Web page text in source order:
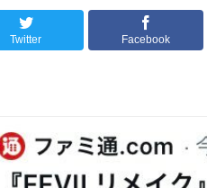
Twitter Facebook